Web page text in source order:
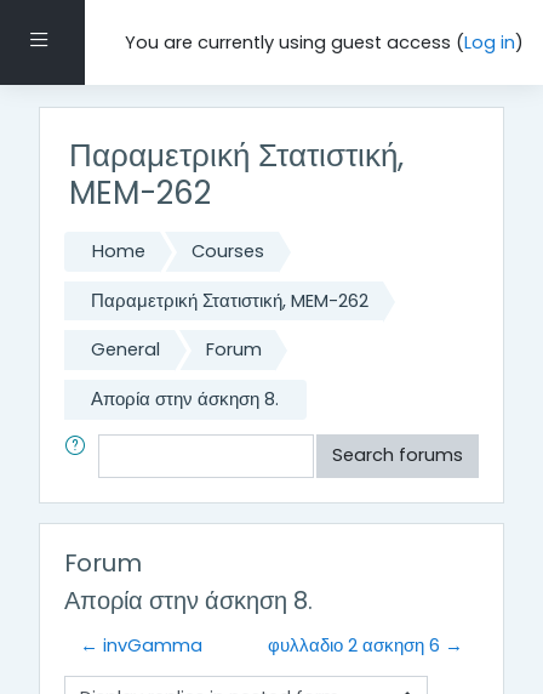
Side panelYou are currently using guest access (Log in)
Παραμετρική Στατιστική,
MEM-262
Home Courses
Παραμετρική Στατιστική, MEM-262
General Forum
Απορία στην άσκηση 8.
Search
Search forums
Forum
Απορία στην άσκηση 8.
← invGamma φυλλαδιο 2 ασκηση 6 →